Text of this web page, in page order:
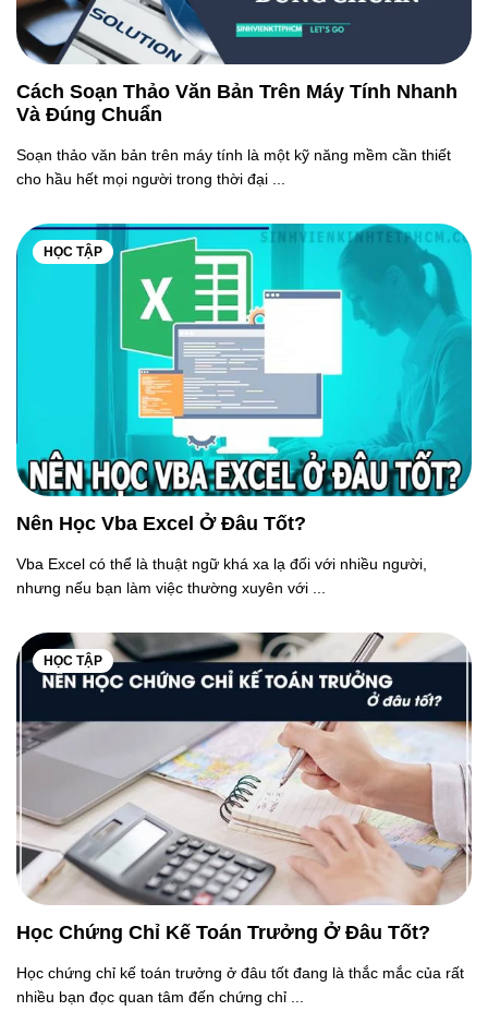
Cách Soạn Thảo Văn Bản Trên Máy Tính Nhanh
Và Đúng Chuẩn
Soạn thảo văn bản trên máy tính là một kỹ năng mềm cần thiết
cho hầu hết mọi người trong thời đại ...
HỌC TẬP
Nên Học Vba Excel Ở Đâu Tốt?
Vba Excel có thể là thuật ngữ khá xa lạ đối với nhiều người,
nhưng nếu bạn làm việc thường xuyên với ...
HỌC TẬP
Học Chứng Chỉ Kế Toán Trưởng Ở Đâu Tốt?
Học chứng chỉ kế toán trưởng ở đâu tốt đang là thắc mắc của rất
nhiều bạn đọc quan tâm đến chứng chỉ ...